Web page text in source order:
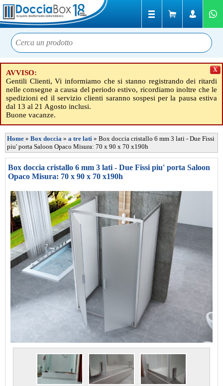
AVVISO:
Gentili Clienti, Vi informiamo che si stanno registrando dei ritardi
nelle consegne a causa del periodo estivo, ricordiamo inoltre che le
spedizioni ed il servizio clienti saranno sospesi per la pausa estiva
dal 13 al 21 Agosto inclusi.
Buone vacanze.
X
Home » Box doccia » a tre lati » Box doccia cristallo 6 mm 3 lati - Due Fissi
piu' porta Saloon Opaco Misura: 70 x 90 x 70 x190h
Box doccia cristallo 6 mm 3 lati - Due Fissi piu' porta Saloon
Opaco Misura: 70 x 90 x 70 x190h